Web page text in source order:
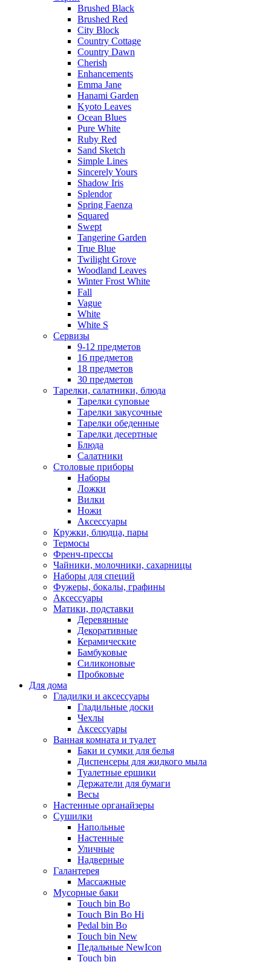
Brushed Black
Brushed Red
City Block
Country Cottage
Country Dawn
Cherish
Enhancements
Emma Jane
Hanami Garden
Kyoto Leaves
Ocean Blues
Pure White
Ruby Red
Sand Sketch
Simple Lines
Sincerely Yours
Shadow Iris
Splendor
Spring Faenza
Squared
Swept
Tangerine Garden
True Blue
Twilight Grove
Woodland Leaves
Winter Frost White
Fall
Vague
White
White S
Сервизы
9-12 предметов
16 предметов
18 предметов
30 предметов
Тарелки, салатники, блюда
Тарелки суповые
Тарелки закусочные
Тарелки обеденные
Тарелки десертные
Блюда
Салатники
Столовые приборы
Наборы
Ложки
Вилки
Ножи
Аксессуары
Кружки, блюдца, пары
Термосы
Френч-прессы
Чайники, молочники, сахарницы
Наборы для специй
Фужеры, бокалы, графины
Аксессуары
Матики, подставки
Деревянные
Декоративные
Керамические
Бамбуковые
Силиконовые
Пробковые
Для дома
Гладилки и аксессуары
Гладильные доски
Чехлы
Аксессуары
Ванная комната и туалет
Баки и сумки для белья
Диспенсеры для жидкого мыла
Туалетные ершики
Держатели для бумаги
Весы
Настенные органайзеры
Сушилки
Напольные
Настенные
Уличные
Надверные
Галантерея
Массажные
Мусорные баки
Touch bin Bo
Touch Bin Bo Hi
Pedal bin Bo
Touch bin New
Педальные NewIcon
Touch bin